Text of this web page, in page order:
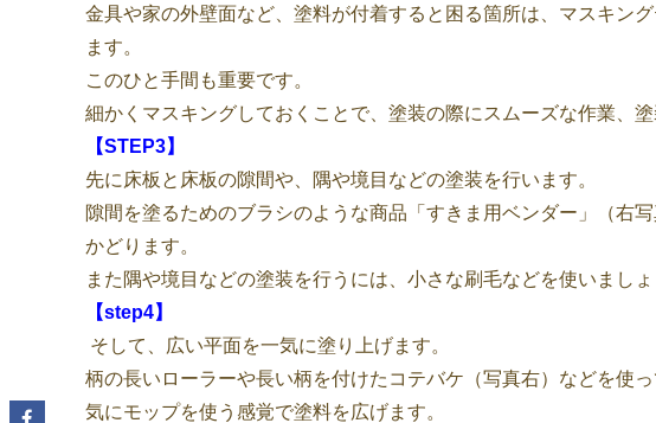
金具や家の外壁面など、塗料が付着すると困る箇所は、マスキン
ます。
このひと手間も重要です。
細かくマスキングしておくことで、塗装の際にスムーズな作業、
【STEP3】
先に床板と床板の隙間や、隅や境目などの塗装を行います。
隙間を塗るためのブラシのような商品「すきま用ベンダー」（右
かどります。
また隅や境目などの塗装を行うには、小さな刷毛などを使いましょ
【step4】
そして、広い平面を一気に塗り上げます。
柄の長いローラーや長い柄を付けたコテバケ（写真右）などを使
気にモップを使う感覚で塗料を広げます。